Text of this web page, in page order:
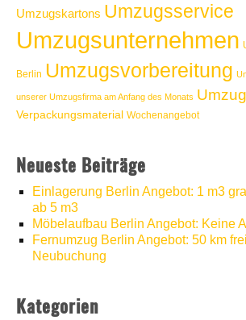
Umzugskartons Umzugsservice
Umzugsunternehmen
Berlin Umzugsvorbereitung
unserer Umzugsfirma am Anfang des Monats
Verpackungsmaterial Wochenangebot
Neueste Beiträge
Einlagerung Berlin Angebot: 1 m3
ab 5 m3
Möbelaufbau Berlin Angebot: Keine
Fernumzug Berlin Angebot: 50 km
Neubuchung
Kategorien